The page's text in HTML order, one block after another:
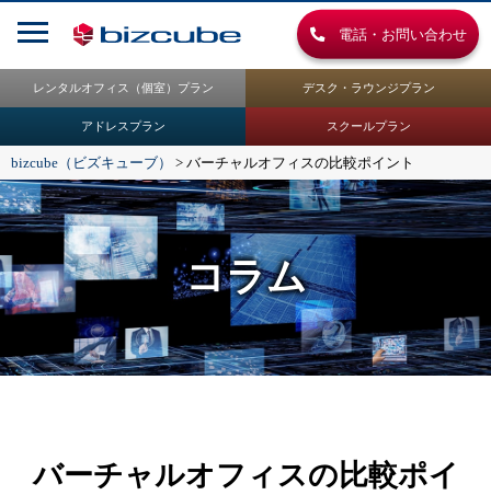
電話・お問い合わせ
レンタルオフィス（個室）プラン デスク・ラウンジプラン
アドレスプラン スクールプラン
bizcube（ビズキューブ） > バーチャルオフィスの比較ポイント
コラム
バーチャルオフィスの比較ポイ